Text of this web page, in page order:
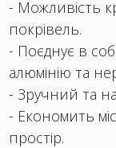
- Можливість
покрівель.
- Поєднує в
алюмінію та
- Зручний та
- Економить
простір.